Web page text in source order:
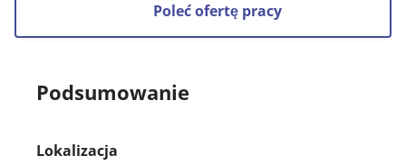
Poleć ofertę pracy
Podsumowanie
Lokalizacja